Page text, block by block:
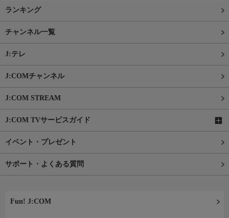
ランキング
チャンネル一覧
J:テレ
J:COMチャンネル
J:COM STREAM
J:COM TVサービスガイド
イベント・プレゼント
サポート・よくある質問
Fun! J:COM